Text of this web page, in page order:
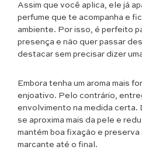
Assim que você aplica, ele já
perfume que te acompanha e
ambiente. Por isso, é perfeito
presença e não quer passar
destacar sem precisar dizer
Embora tenha um aroma mais
enjoativo. Pelo contrário,
envolvimento na medida certa.
se aproxima mais da pele e
mantém boa fixação e
marcante até o final.